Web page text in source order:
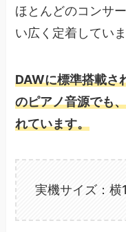
ほとんどのコンサ
い広く定着していま
DAWに標準搭載さ
のピアノ音源でも
れています。
実機サイズ：